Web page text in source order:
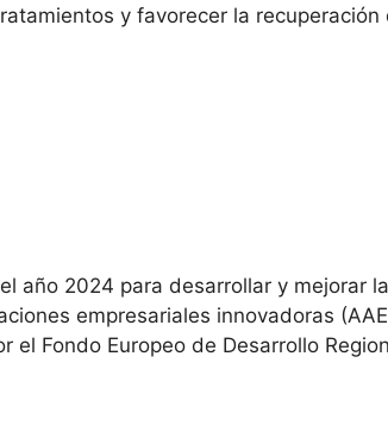
y favorecer la recuperación
año 2024 para desarrollar y mejorar
empresariales innovadoras
Fondo Europeo de Desarrollo